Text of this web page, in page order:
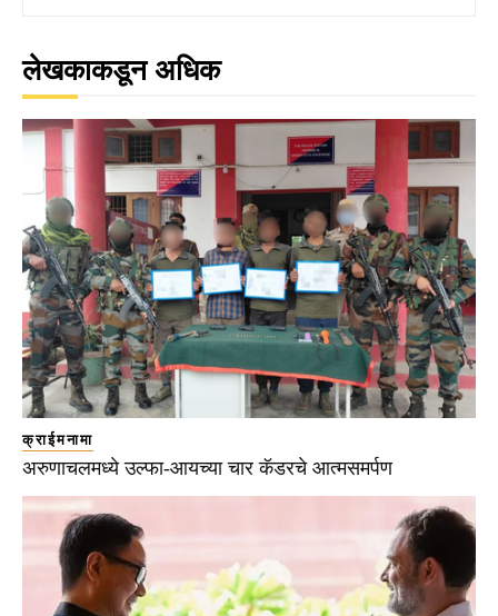
लेखकाकडून अधिक
क्राईमनामा
अरुणाचलमध्ये उल्फा-आयच्या चार कॅडरचे आत्मसमर्पण